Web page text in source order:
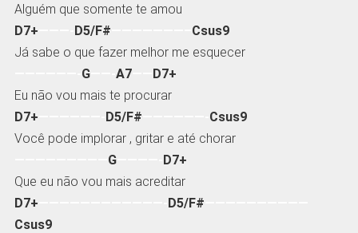
Alguém que somente te amou
D7+
D5/F#
Csus9
Já sabe o que fazer melhor me esquecer
G——- A7—— D7+
Eu não vou mais te procurar
D7+
D5/F#
Csus9
Você pode implorar , gritar e até chorar
G————- D7+
Que eu não vou mais acreditar
D7+
D5/F#
Csus9